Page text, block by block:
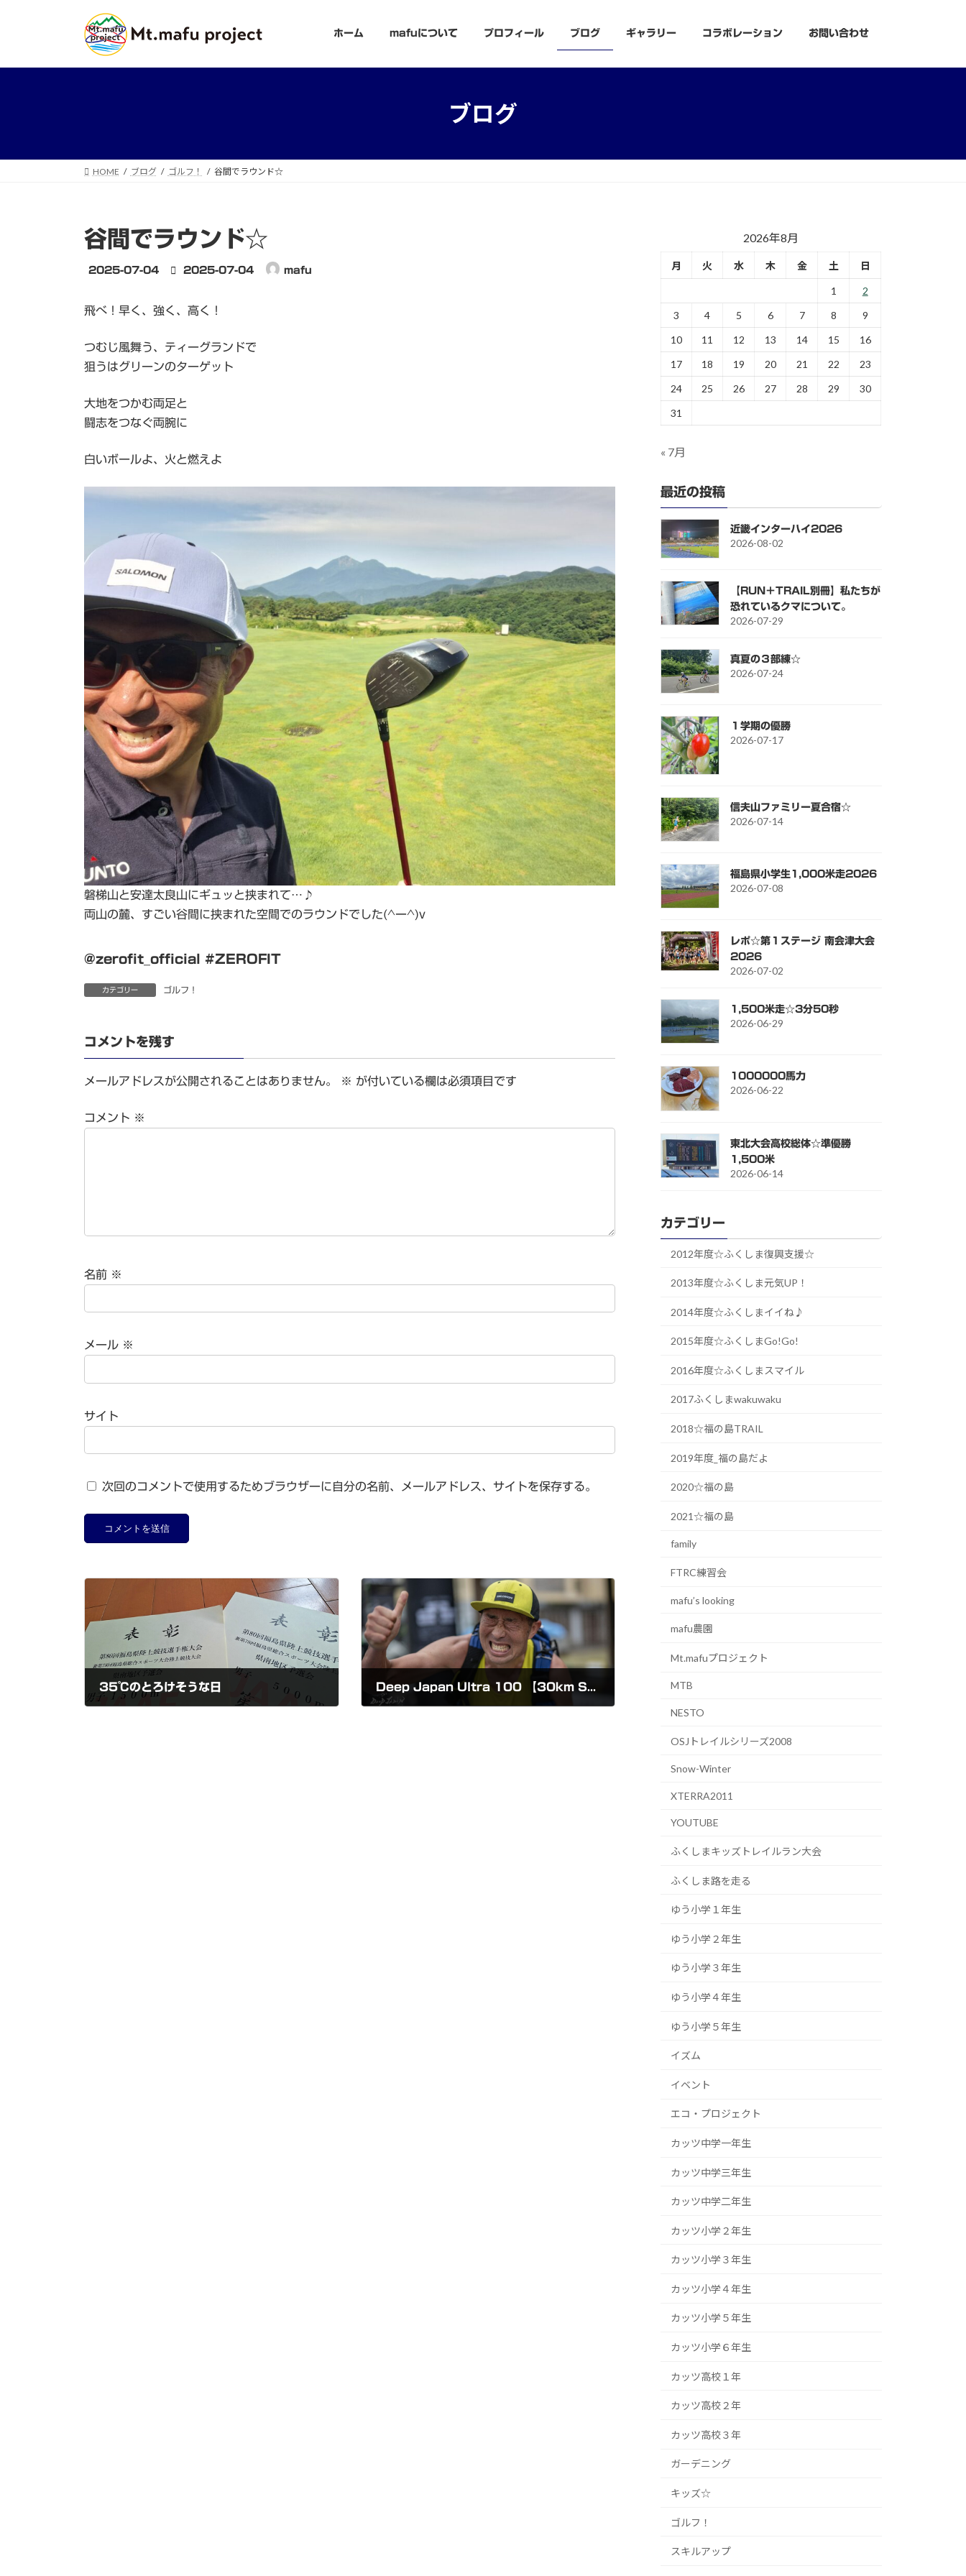
プ
動
ホーム mafuについて プロフィール ブログ ギャラリー コラボレーション お問い合わせ
ブログ
HOME ブログ ゴルフ！ 谷間でラウンド☆
谷間でラウンド☆
2025-07-04
最
新
時
:
2025-07-04 mafu
飛べ！早く、強く、高く！
つむじ風舞う、ティーグランドで
狙うはグリーンのターゲット
大地をつかむ両足と
闘志をつなぐ両腕に
白いボールよ、火と燃えよ
磐梯山と安達太良山にギュッと挟まれて…♪
両山の麓、すごい谷間に挟まれた空間でのラウンドでした(^ー^)v
@zerofit_official #ZEROFIT
カテゴリー ゴルフ！
コメントを残す
メールアドレスが公開されることはありません。 ※ が付いている欄は必須項目です
コメント ※
名前 ※
メール ※
サイト
次回のコメントで使用するためブラウザーに自分の名前、メールアドレス、サイトを保存する。
35℃のとろけそうな日 Deep Japan Ultra 100 【30km SUMON 守門】2025
2026年8月
月 火 水 木 金 土 日
1
2
3
4 5 6 7 8
9
10
11 12 13 14 15
16
17
18 19 20 21 22
23
24
25 26 27 28 29
30
31
« 7月
最近の投稿
近畿インターハイ2026
2026-08-02
【RUN＋TRAIL別冊】私たちが
恐れているクマについて。
2026-07-29
真夏の３部練☆
2026-07-24
１学期の優勝
2026-07-17
信夫山ファミリー夏合宿☆
2026-07-14
福島県小学生1,000米走2026
2026-07-08
レポ☆第１ステージ 南会津大会
2026
2026-07-02
1,500米走☆3分50秒
2026-06-29
1000000馬力
2026-06-22
東北大会高校総体☆準優勝
1,500米
2026-06-14
カテゴリー
2012年度☆ふくしま復興支援☆
2013年度☆ふくしま元気UP！
2014年度☆ふくしまイイね♪
2015年度☆ふくしまGo!Go!
2016年度☆ふくしまスマイル
2017ふくしまwakuwaku
2018☆福の島TRAIL
2019年度_福の島だよ
2020☆福の島
2021☆福の島
family
FTRC練習会
mafu’s looking
mafu農園
Mt.mafuプロジェクト
MTB
NESTO
OSJトレイルシリーズ2008
Snow-Winter
XTERRA2011
YOUTUBE
ふくしまキッズトレイルラン大会
ふくしま路を走る
ゆう小学１年生
ゆう小学２年生
ゆう小学３年生
ゆう小学４年生
ゆう小学５年生
イズム
イベント
エコ・プロジェクト
カッツ中学一年生
カッツ中学三年生
カッツ中学二年生
カッツ小学２年生
カッツ小学３年生
カッツ小学４年生
カッツ小学５年生
カッツ小学６年生
カッツ高校１年
カッツ高校２年
カッツ高校３年
ガーデニング
キッズ☆
ゴルフ！
スキルアップ